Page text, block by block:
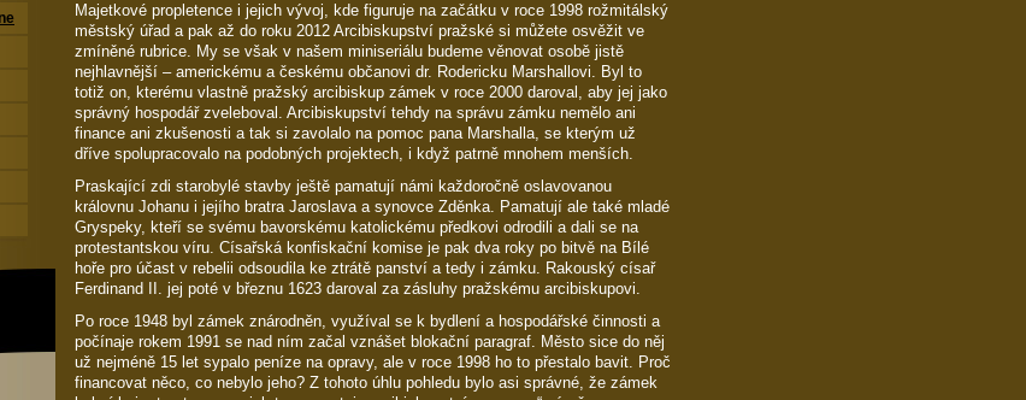
Majetkové propletence i jejich vývoj, kde figuruje na začátku v roce 1998 rožmitálský
městský úřad a pak až do roku 2012 Arcibiskupství pražské si můžete osvěžit ve
zmíněné rubrice. My se však v našem miniseriálu budeme věnovat osobě jistě
nejhlavnější – americkému a českému občanovi dr. Rodericku Marshallovi. Byl to
totiž on, kterému vlastně pražský arcibiskup zámek v roce 2000 daroval, aby jej jako
správný hospodář zveleboval. Arcibiskupství tehdy na správu zámku nemělo ani
finance ani zkušenosti a tak si zavolalo na pomoc pana Marshalla, se kterým už
dříve spolupracovalo na podobných projektech, i když patrně mnohem menších.
Praskající zdi starobylé stavby ještě pamatují námi každoročně oslavovanou
královnu Johanu i jejího bratra Jaroslava a synovce Zděnka. Pamatují ale také mladé
Gryspeky, kteří se svému bavorskému katolickému předkovi odrodili a dali se na
protestantskou víru. Císařská konfiskační komise je pak dva roky po bitvě na Bílé
hoře pro účast v rebelii odsoudila ke ztrátě panství a tedy i zámku. Rakouský císař
Ferdinand II. jej poté v březnu 1623 daroval za zásluhy pražskému arcibiskupovi.
Po roce 1948 byl zámek znárodněn, využíval se k bydlení a hospodářské činnosti a
počínaje rokem 1991 se nad ním začal vznášet blokační paragraf. Město sice do něj
už nejméně 15 let sypalo peníze na opravy, ale v roce 1998 ho to přestalo bavit. Proč
financovat něco, co nebylo jeho? Z tohoto úhlu pohledu bylo asi správné, že zámek